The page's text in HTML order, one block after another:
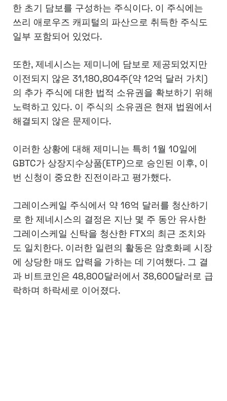
한 초기 담보를 구성하는 주식이다. 이 주식에는
쓰리 애로우즈 캐피털의 파산으로 취득한 주식도
일부 포함되어 있었다.
또한, 제네시스는 제미니에 담보로 제공되었지만
이전되지 않은 31,180,804주(약 12억 달러 가치)
의 추가 주식에 대한 법적 소유권을 확보하기 위해
노력하고 있다. 이 주식의 소유권은 현재 법원에서
해결되지 않은 문제이다.
이러한 상황에 대해 제미니는 특히 1월 10일에
GBTC가 상장지수상품(ETP)으로 승인된 이후, 이
번 신청이 중요한 진전이라고 평가했다.
그레이스케일 주식에서 약 16억 달러를 청산하기
로 한 제네시스의 결정은 지난 몇 주 동안 유사한
그레이스케일 신탁을 청산한 FTX의 최근 조치와
도 일치한다. 이러한 일련의 활동은 암호화폐 시장
에 상당한 매도 압력을 가하는 데 기여했다. 그 결
과 비트코인은 48,800달러에서 38,600달러로 급
락하며 하락세로 이어졌다.